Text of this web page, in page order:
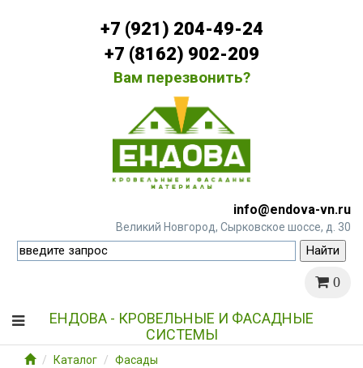
+7 (921) 204-49-24
+7 (8162) 902-209
Вам перезвонить?
info@endova-vn.ru
Великий Новгород, Сырковское шоссе, д. 30
0
ЕНДОВА - КРОВЕЛЬНЫЕ И ФАСАДНЫЕ
СИСТЕМЫ
Каталог
Фасады